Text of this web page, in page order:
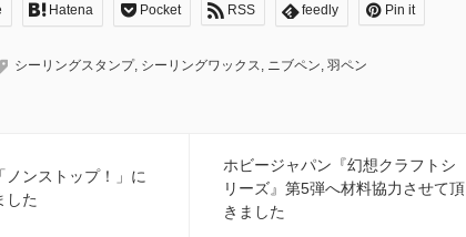
Hatena Pocket RSS feedly Pin it
シーリングスタンプ, シーリングワックス, ニブペン, 羽ペン
ノンストップ！」に
した
ホビージャパン『幻想クラフトシ
リーズ』第5弾へ材料協力させて頂
きました